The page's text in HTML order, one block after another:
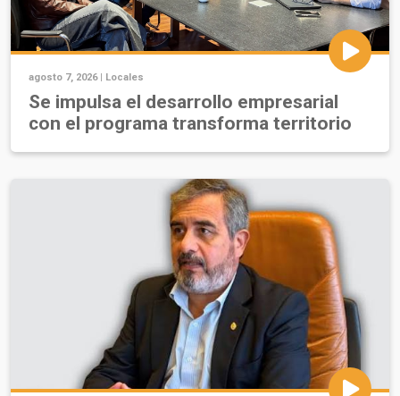
agosto 7, 2026 | Locales
Se impulsa el desarrollo empresarial
con el programa transforma territorio